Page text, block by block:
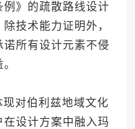
例》的疏散路线设计
技术能力证明外，
所有设计元素不侵
对伯利兹地域文化
设计方案中融入玛